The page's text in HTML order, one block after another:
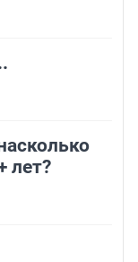
лет?